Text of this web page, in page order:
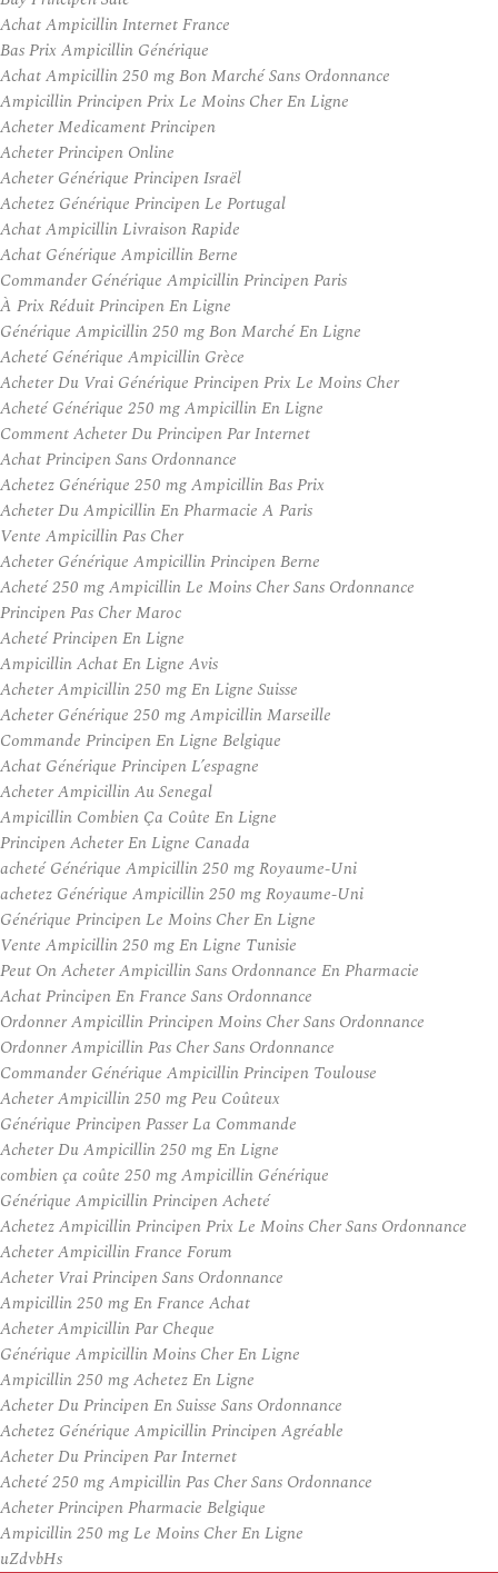
Achat Ampicillin Internet France
Bas Prix Ampicillin Générique
Achat Ampicillin 250 mg Bon Marché Sans Ordonnance
Ampicillin Principen Prix Le Moins Cher En Ligne
Acheter Medicament Principen
Acheter Principen Online
Acheter Générique Principen Israël
Achetez Générique Principen Le Portugal
Achat Ampicillin Livraison Rapide
Achat Générique Ampicillin Berne
Commander Générique Ampicillin Principen Paris
À Prix Réduit Principen En Ligne
Générique Ampicillin 250 mg Bon Marché En Ligne
Acheté Générique Ampicillin Grèce
Acheter Du Vrai Générique Principen Prix Le Moins Cher
Acheté Générique 250 mg Ampicillin En Ligne
Comment Acheter Du Principen Par Internet
Achat Principen Sans Ordonnance
Achetez Générique 250 mg Ampicillin Bas Prix
Acheter Du Ampicillin En Pharmacie A Paris
Vente Ampicillin Pas Cher
Acheter Générique Ampicillin Principen Berne
Acheté 250 mg Ampicillin Le Moins Cher Sans Ordonnance
Principen Pas Cher Maroc
Acheté Principen En Ligne
Ampicillin Achat En Ligne Avis
Acheter Ampicillin 250 mg En Ligne Suisse
Acheter Générique 250 mg Ampicillin Marseille
Commande Principen En Ligne Belgique
Achat Générique Principen L’espagne
Acheter Ampicillin Au Senegal
Ampicillin Combien Ça Coûte En Ligne
Principen Acheter En Ligne Canada
acheté Générique Ampicillin 250 mg Royaume-Uni
achetez Générique Ampicillin 250 mg Royaume-Uni
Générique Principen Le Moins Cher En Ligne
Vente Ampicillin 250 mg En Ligne Tunisie
Peut On Acheter Ampicillin Sans Ordonnance En Pharmacie
Achat Principen En France Sans Ordonnance
Ordonner Ampicillin Principen Moins Cher Sans Ordonnance
Ordonner Ampicillin Pas Cher Sans Ordonnance
Commander Générique Ampicillin Principen Toulouse
Acheter Ampicillin 250 mg Peu Coûteux
Générique Principen Passer La Commande
Acheter Du Ampicillin 250 mg En Ligne
combien ça coûte 250 mg Ampicillin Générique
Générique Ampicillin Principen Acheté
Achetez Ampicillin Principen Prix Le Moins Cher Sans Ordonnance
Acheter Ampicillin France Forum
Acheter Vrai Principen Sans Ordonnance
Ampicillin 250 mg En France Achat
Acheter Ampicillin Par Cheque
Générique Ampicillin Moins Cher En Ligne
Ampicillin 250 mg Achetez En Ligne
Acheter Du Principen En Suisse Sans Ordonnance
Achetez Générique Ampicillin Principen Agréable
Acheter Du Principen Par Internet
Acheté 250 mg Ampicillin Pas Cher Sans Ordonnance
Acheter Principen Pharmacie Belgique
Ampicillin 250 mg Le Moins Cher En Ligne
uZdvbHs